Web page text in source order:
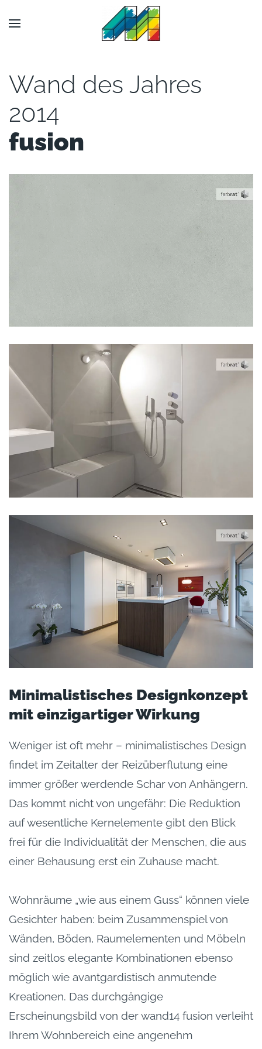
Wand des Jahres
2014
fusion
Minimalistisches Designkonzept
mit einzigartiger Wirkung
Weniger ist oft mehr – minimalistisches Design
findet im Zeitalter der Reizüberflutung eine
immer größer werdende Schar von Anhängern.
Das kommt nicht von ungefähr: Die Reduktion
auf wesentliche Kernelemente gibt den Blick
frei für die Individualität der Menschen, die aus
einer Behausung erst ein Zuhause macht.
Wohnräume „wie aus einem Guss“ können viele
Gesichter haben: beim Zusammenspiel von
Wänden, Böden, Raumelementen und Möbeln
sind zeitlos elegante Kombinationen ebenso
möglich wie avantgardistisch anmutende
Kreationen. Das durchgängige
Erscheinungsbild von der wand14 fusion verleiht
Ihrem Wohnbereich eine angenehm